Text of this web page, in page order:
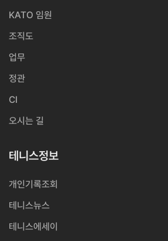
KATO 임원
조직도
업무
정관
CI
오시는 길
테니스정보
개인기록조회
테니스뉴스
테니스에세이